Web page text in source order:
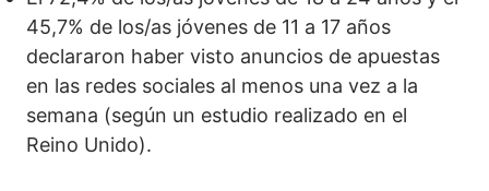
45,7% de los/as jóvenes de 11 a 17 años
declararon haber visto anuncios de apuestas
en las redes sociales al menos una vez a la
semana (según un estudio realizado en el
Reino Unido).